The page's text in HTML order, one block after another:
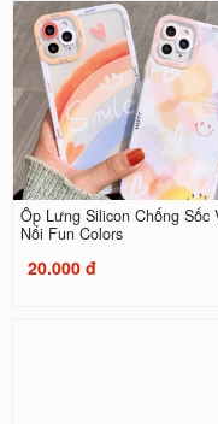
Ốp Lưng Silicon Chống Sốc
Nổi Fun Colors
20.000 đ